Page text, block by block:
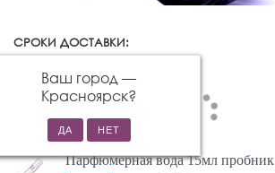
СРОКИ ДОСТАВКИ:
Ваш город —
Красноярск?
Парфюмерная вода 15мл пробник